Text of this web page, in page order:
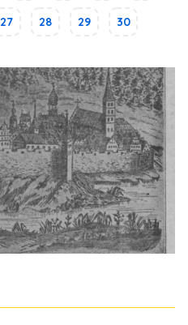
27 28 29 30